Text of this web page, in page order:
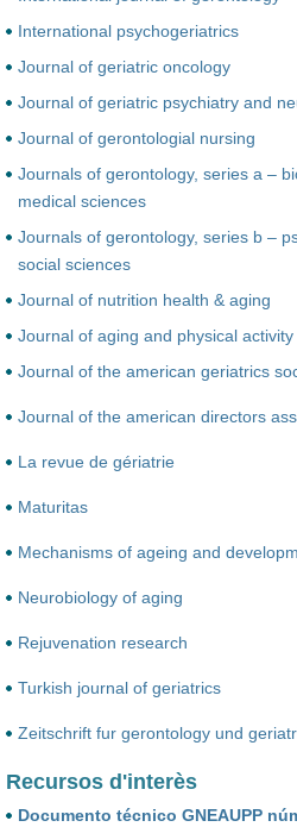
International psychogeriatrics
Journal of geriatric oncology
Journal of geriatric psychiatry and
Journal of gerontologial nursing
Journals of gerontology, series a –
medical sciences
Journals of gerontology, series b –
social sciences
Journal of nutrition health & aging
Journal of aging and physical activity
Journal of the american geriatrics
Journal of the american directors
La revue de gériatrie
Maturitas
Mechanisms of ageing and
Neurobiology of aging
Rejuvenation research
Turkish journal of geriatrics
Zeitschrift fur gerontology und
Recursos d'interès
Documento técnico GNEAUPP